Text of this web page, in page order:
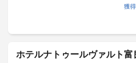
獲
ホテルナトゥールヴァルト富